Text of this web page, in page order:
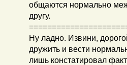
общаются нормально
другу.
Ну ладно. Извини,
дружить и вести
лишь констатировал